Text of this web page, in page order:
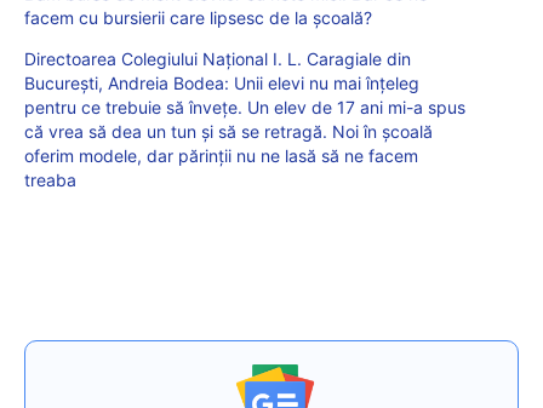
facem cu bursierii care lipsesc de la școală?
Directoarea Colegiului Național I. L. Caragiale din
București, Andreia Bodea: Unii elevi nu mai înțeleg
pentru ce trebuie să învețe. Un elev de 17 ani mi-a spus
că vrea să dea un tun și să se retragă. Noi în școală
oferim modele, dar părinții nu ne lasă să ne facem
treaba